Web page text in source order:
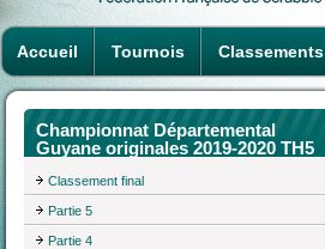
Accueil Tournois Classements
Championnat Départemental
Guyane originales 2019-2020 TH5
Classement final
Partie 5
Partie 4